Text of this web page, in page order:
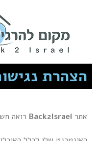
הצהרת
אתר Back2Israel רואה